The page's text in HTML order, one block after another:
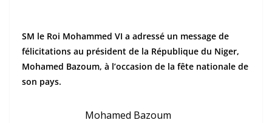
SM le Roi Mohammed VI a adressé un message de
félicitations au président de la République du Niger,
Mohamed Bazoum, à l’occasion de la fête nationale de
son pays.
Mohamed Bazoum